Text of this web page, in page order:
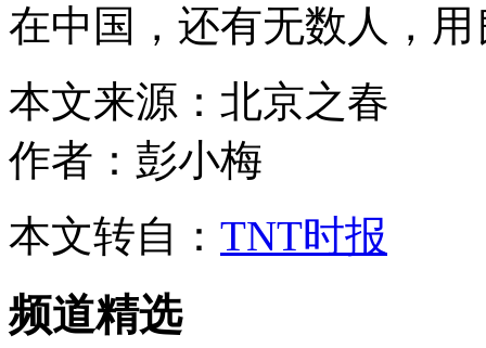
在中国，还有无数人，
本文来源：北京之春
作者：彭小梅
本文转自： TNT时报
频道精选